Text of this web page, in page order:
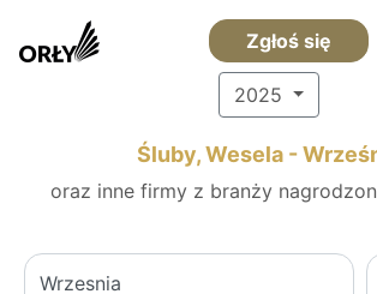
Zgłoś się
2025
Śluby, Wesela -
oraz inne firmy z branży